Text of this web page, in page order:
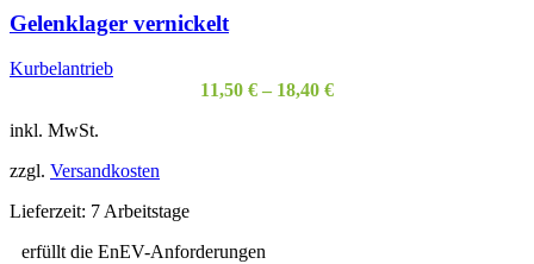
mehrere
gewählt
werden
Gelenklager vernickelt
Kurbelantrieb
11,50 € – 18,40 €
inkl. MwSt.
zzgl. Versandkosten
Lieferzeit: 7 Arbeitstage
erfüllt die EnEV-Anforderungen